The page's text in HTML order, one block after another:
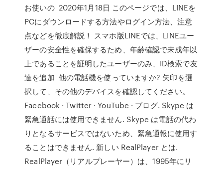
お使いの 2020年1月18日 このページでは、LINEを
PCにダウンロードする方法やログイン方法、注意
点などを徹底解説！ スマホ版LINEでは、LINEユー
ザーの安全性を確保するため、年齢確認で未成年以
上であることを証明したユーザーのみ、ID検索で友
達を追加 他の電話機を使っていますか? 矢印を選
択して、その他のデバイスを確認してください。
Facebook · Twitter · YouTube · ブログ. Skype は
緊急通話には使用できません. Skype は電話の代わ
りとなるサービスではないため、緊急通報に使用す
ることはできません. 新しい RealPlayer とは.
RealPlayer（リアルプレーヤー）は、1995年にリ